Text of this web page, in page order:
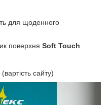
для щоденного
поверхня Soft Touch
сайту)